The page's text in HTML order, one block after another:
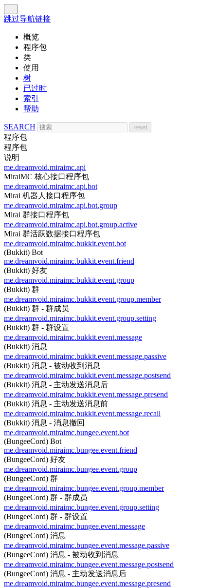
跳过导航链接
概览
程序包
类
使用
树
已过时
索引
帮助
SEARCH
程序包
程序包
说明
me.dreamvoid.miraimc.api
MiraiMC 核心接口程序包
me.dreamvoid.miraimc.api.bot
Mirai 机器人接口程序包
me.dreamvoid.miraimc.api.bot.group
Mirai 群接口程序包
me.dreamvoid.miraimc.api.bot.group.active
Mirai 群活跃数据接口程序包
me.dreamvoid.miraimc.bukkit.event.bot
(Bukkit) Bot
me.dreamvoid.miraimc.bukkit.event.friend
(Bukkit) 好友
me.dreamvoid.miraimc.bukkit.event.group
(Bukkit) 群
me.dreamvoid.miraimc.bukkit.event.group.member
(Bukkit) 群 - 群成员
me.dreamvoid.miraimc.bukkit.event.group.setting
(Bukkit) 群 - 群设置
me.dreamvoid.miraimc.bukkit.event.message
(Bukkit) 消息
me.dreamvoid.miraimc.bukkit.event.message.passive
(Bukkit) 消息 - 被动收到消息
me.dreamvoid.miraimc.bukkit.event.message.postsend
(Bukkit) 消息 - 主动发送消息后
me.dreamvoid.miraimc.bukkit.event.message.presend
(Bukkit) 消息 - 主动发送消息前
me.dreamvoid.miraimc.bukkit.event.message.recall
(Bukkit) 消息 - 消息撤回
me.dreamvoid.miraimc.bungee.event.bot
(BungeeCord) Bot
me.dreamvoid.miraimc.bungee.event.friend
(BungeeCord) 好友
me.dreamvoid.miraimc.bungee.event.group
(BungeeCord) 群
me.dreamvoid.miraimc.bungee.event.group.member
(BungeeCord) 群 - 群成员
me.dreamvoid.miraimc.bungee.event.group.setting
(BungeeCord) 群 - 群设置
me.dreamvoid.miraimc.bungee.event.message
(BungeeCord) 消息
me.dreamvoid.miraimc.bungee.event.message.passive
(BungeeCord) 消息 - 被动收到消息
me.dreamvoid.miraimc.bungee.event.message.postsend
(BungeeCord) 消息 - 主动发送消息后
me.dreamvoid.miraimc.bungee.event.message.presend